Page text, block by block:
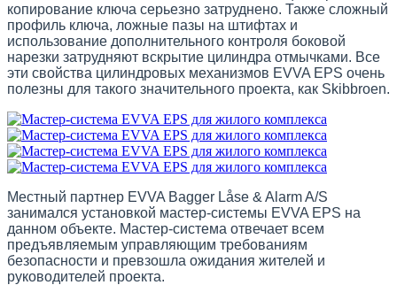
копирование ключа серьезно затруднено. Также сложный
профиль ключа, ложные пазы на штифтах и
использование дополнительного контроля боковой
нарезки затрудняют вскрытие цилиндра отмычками. Все
эти свойства цилиндровых механизмов EVVA EPS очень
полезны для такого значительного проекта, как Skibbroen.
Местный партнер EVVA Bagger Låse & Alarm A/S
занимался установкой мастер-системы EVVA EPS на
данном объекте. Мастер-система отвечает всем
предъявляемым управляющим требованиям
безопасности и превзошла ожидания жителей и
руководителей проекта.